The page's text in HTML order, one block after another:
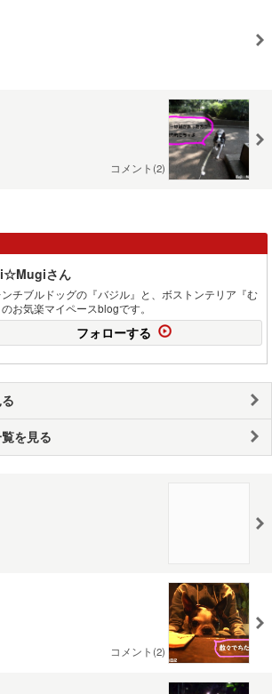
コメント(2)
さん
チブルドッグの『バジル』と、ボストンテリア『む
お気楽マイペースblogです。
フォローする
を見る
コメント(2)